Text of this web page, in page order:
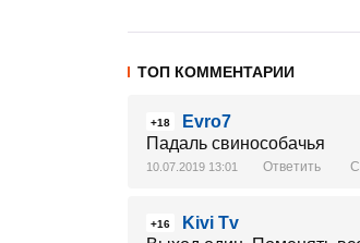
ТОП КОММЕНТАРИИ
+18
Evro7
Падаль свинособачья
10.07.2019 13:01 Ответить
+16
Kivi Tv